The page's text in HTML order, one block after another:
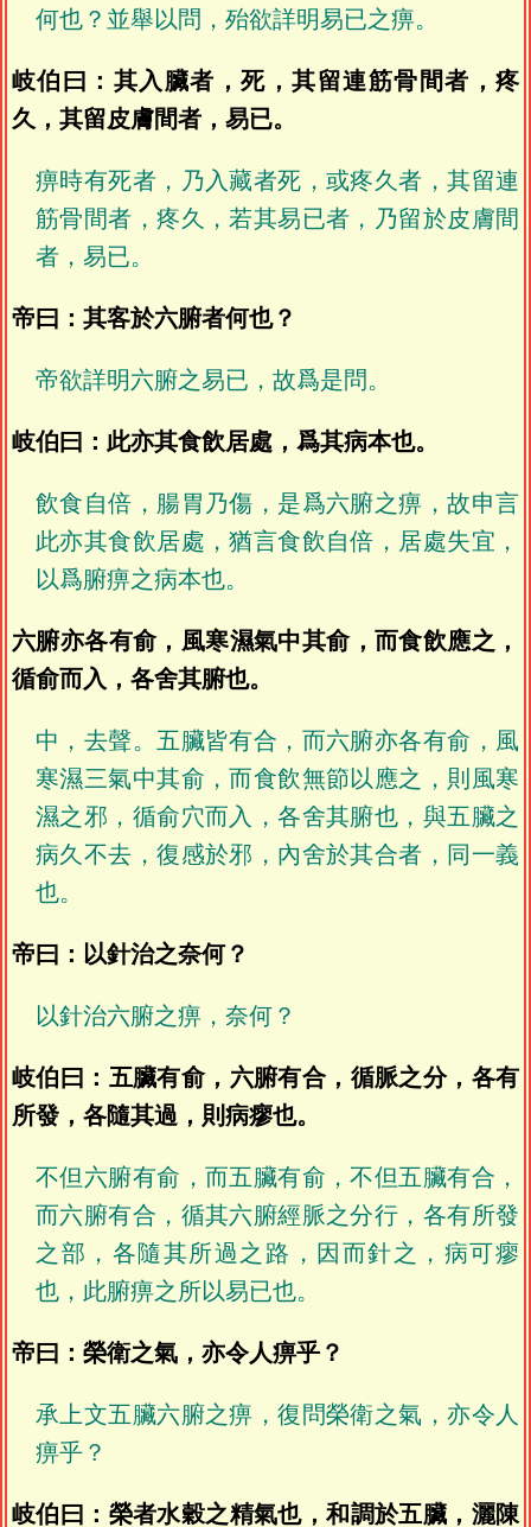
何也？並舉以問，殆欲詳明易已之痹。
岐伯曰：其入臟者，死，其留連筋骨間者，疼
久，其留皮膚間者，易已。
痹時有死者，乃入藏者死，或疼久者，其留連
筋骨間者，疼久，若其易已者，乃留於皮膚間
者，易已。
帝曰：其客於六腑者何也？
帝欲詳明六腑之易已，故爲是問。
岐伯曰：此亦其食飲居處，爲其病本也。
飲食自倍，腸胃乃傷，是爲六腑之痹，故申言
此亦其食飲居處，猶言食飲自倍，居處失宜，
以爲腑痹之病本也。
六腑亦各有俞，風寒濕氣中其俞，而食飲應之，
循俞而入，各舍其腑也。
中，去聲。五臟皆有合，而六腑亦各有俞，風
寒濕三氣中其俞，而食飲無節以應之，則風寒
濕之邪，循俞穴而入，各舍其腑也，與五臟之
病久不去，復感於邪，內舍於其合者，同一義
也。
帝曰：以針治之奈何？
以針治六腑之痹，奈何？
岐伯曰：五臟有俞，六腑有合，循脈之分，各有
所發，各隨其過，則病瘳也。
不但六腑有俞，而五臟有俞，不但五臟有合，
而六腑有合，循其六腑經脈之分行，各有所發
之部，各隨其所過之路，因而針之，病可瘳
也，此腑痹之所以易已也。
帝曰：榮衛之氣，亦令人痹乎？
承上文五臟六腑之痹，復問榮衛之氣，亦令人
痹乎？
岐伯曰：榮者水穀之精氣也，和調於五臟，灑陳